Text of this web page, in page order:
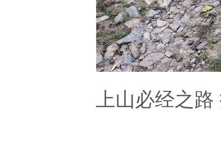
上山必经之